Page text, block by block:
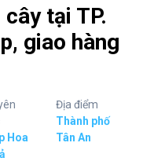
tại TP.
giao hàng
Hoa
Địa điểm
Thành phố
Tân An